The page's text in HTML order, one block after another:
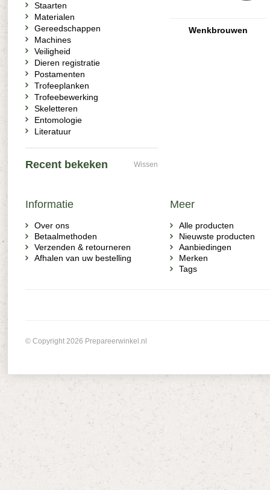
Wenkbrouwen
Staarten
Materialen
Gereedschappen
Machines
Veiligheid
Dieren registratie
Postamenten
Trofeeplanken
Trofeebewerking
Skeletteren
Entomologie
Literatuur
Recent bekeken Wissen
Informatie
Over ons
Betaalmethoden
Verzenden & retourneren
Afhalen van uw bestelling
Meer
Alle producten
Nieuwste producten
Aanbiedingen
Merken
Tags
© Copyright 2026 Prepareerwinkel.nl